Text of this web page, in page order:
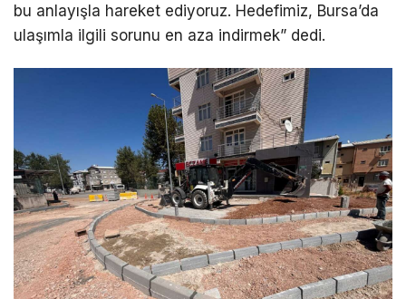
bu anlayışla hareket ediyoruz. Hedefimiz, Bursa’da
ulaşımla ilgili sorunu en aza indirmek” dedi.